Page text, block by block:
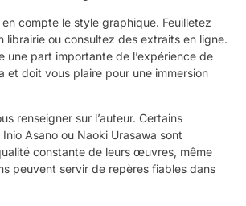
compte le style graphique. Feuilletez
librairie ou consultez des extraits en ligne.
une part importante de l’expérience de
et doit vous plaire pour une immersion
renseigner sur l’auteur. Certains
Asano ou Naoki Urasawa sont
constante de leurs œuvres, même
peuvent servir de repères fiables dans